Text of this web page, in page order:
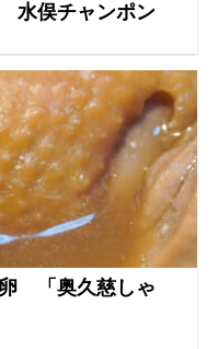
水俣チャンポン
「奥久慈しゃ